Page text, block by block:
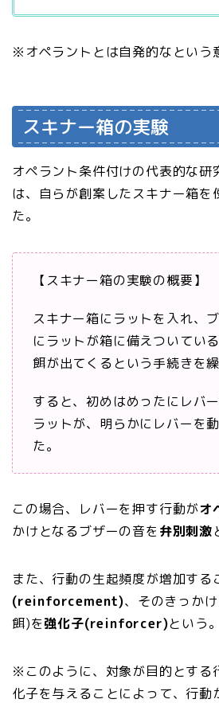
※オペラントとは自発的なという
スキナー箱の実験
オペラント条件付けの代表的な研
は、自らが創案したスキナー箱を
た。
【スキナー箱の実験の概要】
スキナー箱にラットを入れ、
にラットが箱に備えついてい
餌が出てくるという手続きを
すると、初めはめったにレバ
ラットが、明らかにレバーを
た。
この場合、レバーを押す行動がオ
かけとなるブザーの音を 弁別刺激
また、行動の生起頻度が増加する
(reinforcement)、そのきっか
餌)を強化子(reinforcer)という。
※このように、対象が目的とする
化子を与えることによって、行動